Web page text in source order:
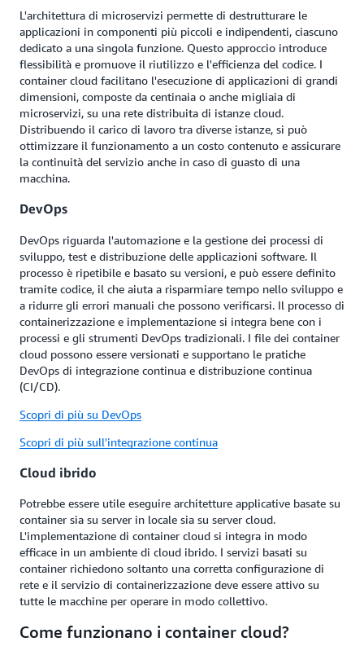
L'architettura di microservizi permette di destrutturare le
applicazioni in componenti più piccoli e indipendenti, ciascuno
dedicato a una singola funzione. Questo approccio introduce
flessibilità e promuove il riutilizzo e l'efficienza del codice. I
container cloud facilitano l'esecuzione di applicazioni di grandi
dimensioni, composte da centinaia o anche migliaia di
microservizi, su una rete distribuita di istanze cloud.
Distribuendo il carico di lavoro tra diverse istanze, si può
ottimizzare il funzionamento a un costo contenuto e assicurare
la continuità del servizio anche in caso di guasto di una
macchina.
DevOps
DevOps riguarda l'automazione e la gestione dei processi di
sviluppo, test e distribuzione delle applicazioni software. Il
processo è ripetibile e basato su versioni, e può essere definito
tramite codice, il che aiuta a risparmiare tempo nello sviluppo e
a ridurre gli errori manuali che possono verificarsi. Il processo di
containerizzazione e implementazione si integra bene con i
processi e gli strumenti DevOps tradizionali. I file dei container
cloud possono essere versionati e supportano le pratiche
DevOps di integrazione continua e distribuzione continua
(CI/CD).
Scopri di più su DevOps
Scopri di più sull'integrazione continua
Cloud ibrido
Potrebbe essere utile eseguire architetture applicative basate su
container sia su server in locale sia su server cloud.
L'implementazione di container cloud si integra in modo
efficace in un ambiente di cloud ibrido. I servizi basati su
container richiedono soltanto una corretta configurazione di
rete e il servizio di containerizzazione deve essere attivo su
tutte le macchine per operare in modo collettivo.
Come funzionano i container cloud?